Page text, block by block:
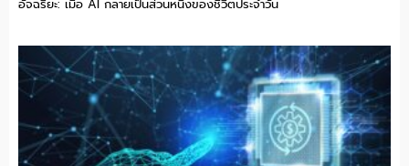
อัจฉริยะ: เมื่อ AI กลายเป็นส่วนหนึ่งของชีวิตประจำวัน